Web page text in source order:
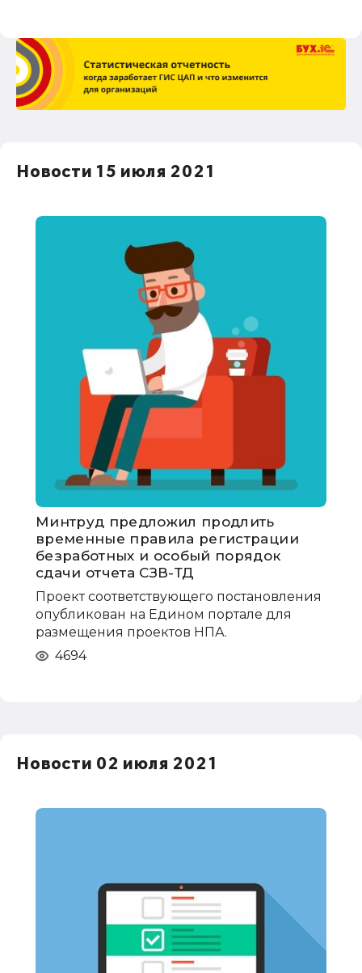
Новости 15 июля 2021
Минтруд предложил продлить
временные правила регистрации
безработных и особый порядок
сдачи отчета СЗВ-ТД
Проект соответствующего постановления
опубликован на Едином портале для
размещения проектов НПА.
4694
Новости 02 июля 2021